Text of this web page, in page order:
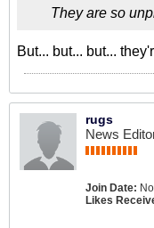
They are so
But... but... but...
rugs
News
Join Date:
Likes